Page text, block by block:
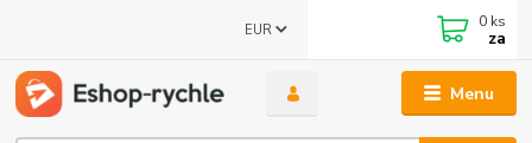
Menu
EUR 0 ks
za